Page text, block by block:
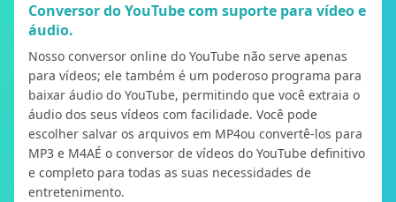
Conversor do YouTube com suporte para vídeo e
áudio.
Nosso conversor online do YouTube não serve apenas
para vídeos; ele também é um poderoso programa para
baixar áudio do YouTube, permitindo que você extraia o
áudio dos seus vídeos com facilidade. Você pode
escolher salvar os arquivos em MP4ou convertê-los para
MP3 e M4AÉ o conversor de vídeos do YouTube definitivo
e completo para todas as suas necessidades de
entretenimento.